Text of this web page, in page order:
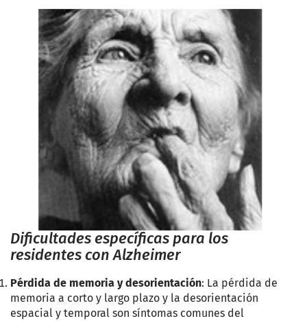
Dificultades específicas para los
residentes con Alzheimer
Pérdida de memoria y desorientación: La pérdida de
memoria a corto y largo plazo y la desorientación
espacial y temporal son síntomas comunes del